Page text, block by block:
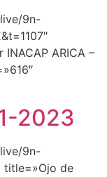
9n-
ARICA –
2023
9n-
title=»Ojo de